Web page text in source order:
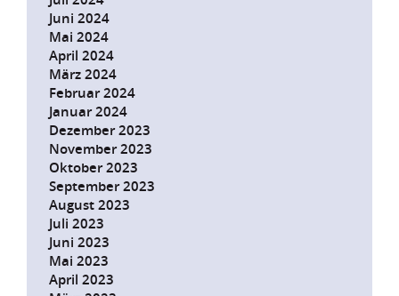
Juni 2024
Mai 2024
April 2024
März 2024
Februar 2024
Januar 2024
Dezember 2023
November 2023
Oktober 2023
September 2023
August 2023
Juli 2023
Juni 2023
Mai 2023
April 2023